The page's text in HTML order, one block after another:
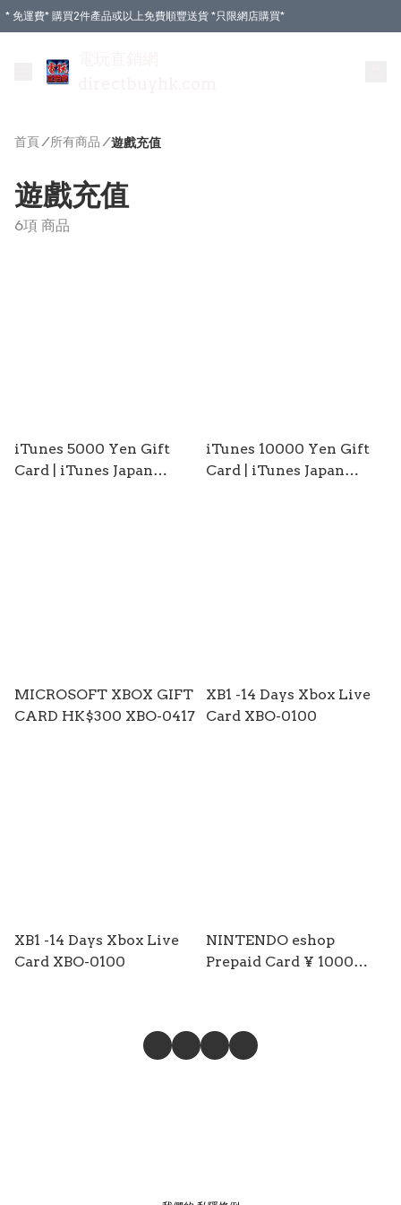
* 免運費* 購買2件產品或以上免費順豐送貨 *只限網店購買*
首頁/ 所有商品 /遊戲充值
遊戲充值
6項 商品
iTunes 5000 Yen Gift
Card | iTunes Japan
iTunes 10000 Yen Gift
Card | iTunes Japan
MICROSOFT XBOX GIFT
CARD HK$300 XBO-0417
XB1 -14 Days Xbox Live
Card XBO-0100
XB1 -14 Days Xbox Live
Card XBO-0100
NINTENDO eshop
Prepaid Card ¥ 1000